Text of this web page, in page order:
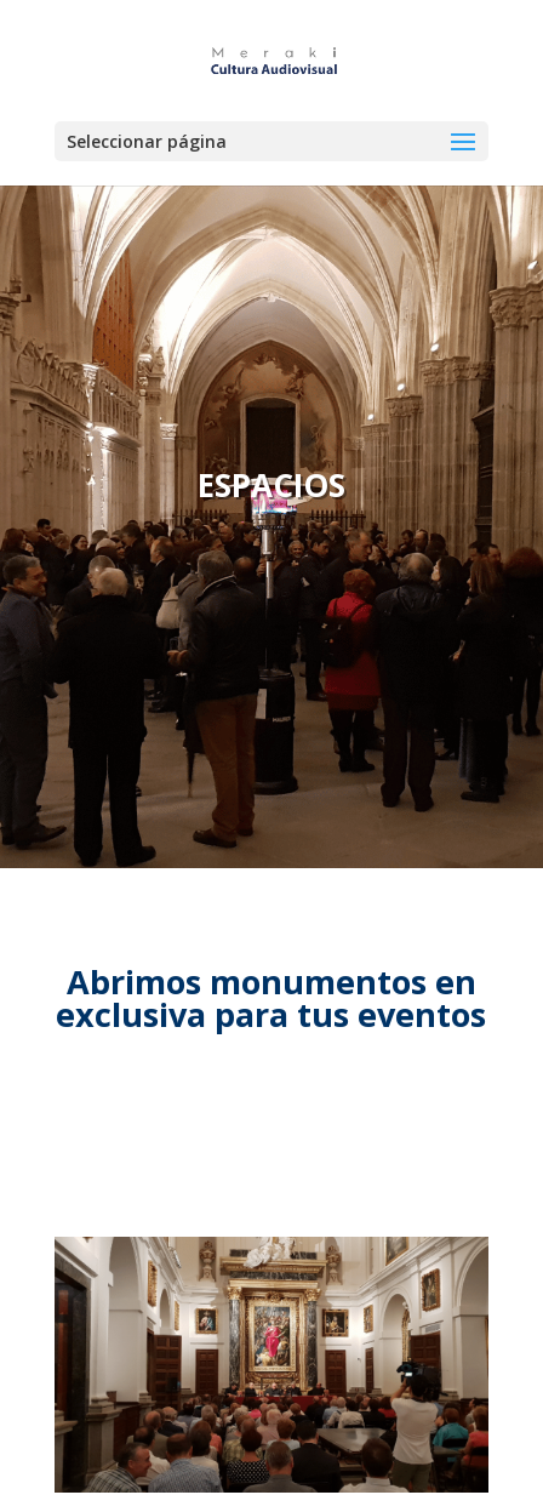
Seleccionar página
ESPACIOS
Abrimos monumentos en
exclusiva para tus eventos